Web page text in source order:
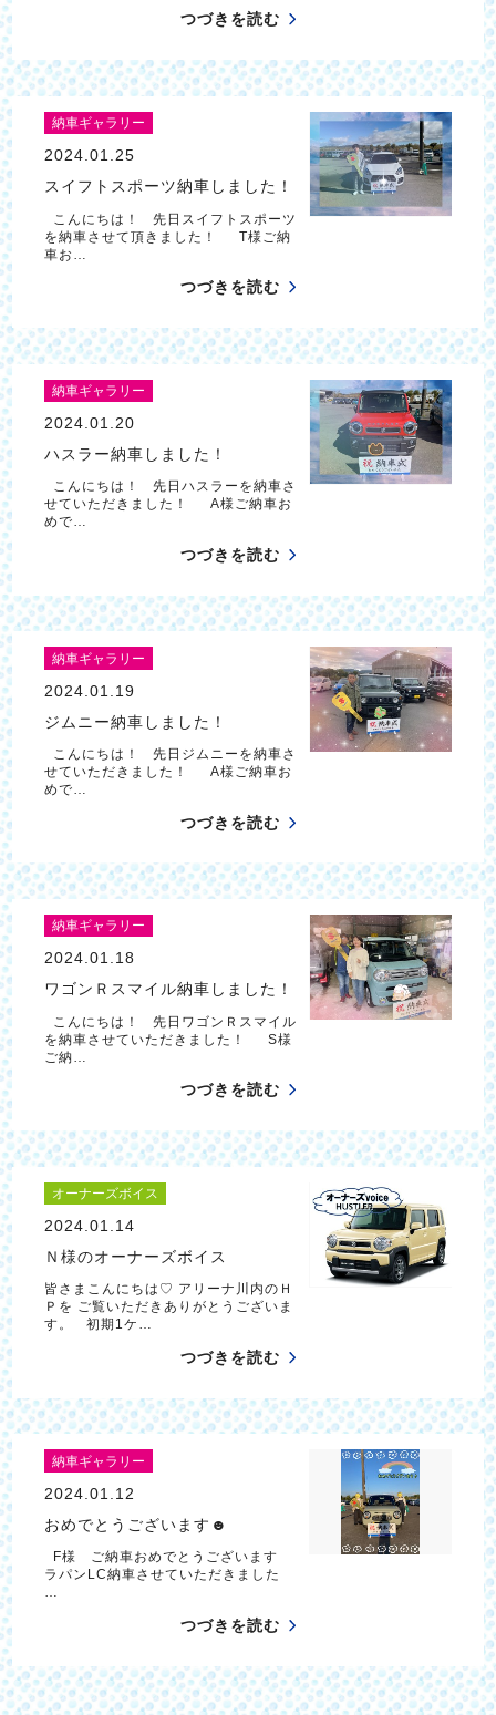
つづきを読む
納車ギャラリー
2024.01.25
スイフトスポーツ納車しました！
こんにちは！ 先日スイフトスポーツ
を納車させて頂きました！ T様ご納
車お…
つづきを読む
納車ギャラリー
2024.01.20
ハスラー納車しました！
こんにちは！ 先日ハスラーを納車さ
せていただきました！ A様ご納車お
めで…
つづきを読む
納車ギャラリー
2024.01.19
ジムニー納車しました！
こんにちは！ 先日ジムニーを納車さ
せていただきました！ A様ご納車お
めで…
つづきを読む
納車ギャラリー
2024.01.18
ワゴンＲスマイル納車しました！
こんにちは！ 先日ワゴンＲスマイル
を納車させていただきました！ S様
ご納…
つづきを読む
オーナーズボイス
2024.01.14
Ｎ様のオーナーズボイス
皆さまこんにちは♡ アリーナ川内のＨ
Ｐを ご覧いただきありがとうございま
す。 初期1ケ…
つづきを読む
納車ギャラリー
2024.01.12
おめでとうございます☻
F様 ご納車おめでとうございます
ラパンLC納車させていただきました
…
つづきを読む